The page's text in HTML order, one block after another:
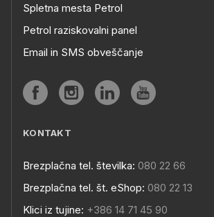
Spletna mesta Petrol
Petrol raziskovalni panel
Email in SMS obveščanje
KONTAKT
Brezplačna tel. številka: 080 22 66
Brezplačna tel. št. eShop: 080 22 13
Klici iz tujine: +386 14 71 45 90